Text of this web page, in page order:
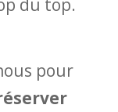
du top.
pour